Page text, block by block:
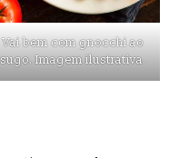
Vai bem com gnocchi ao
sugo. Imagem ilustrativa.